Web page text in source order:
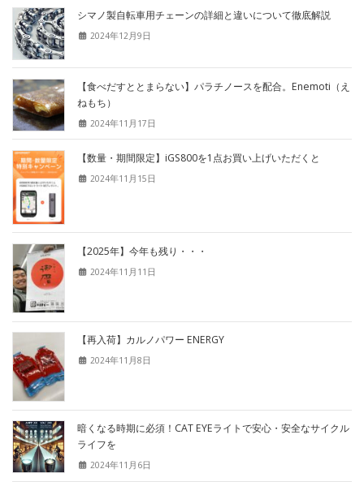
シマノ製自転車用チェーンの詳細と違いについて徹底解説
2024年12月9日
【食べだすととまらない】パラチノースを配合。Enemoti（え
ねもち）
2024年11月17日
【数量・期間限定】iGS800を1点お買い上げいただくと
2024年11月15日
【2025年】今年も残り・・・
2024年11月11日
【再入荷】カルノパワー ENERGY
2024年11月8日
暗くなる時期に必須！CAT EYEライトで安心・安全なサイクル
ライフを
2024年11月6日